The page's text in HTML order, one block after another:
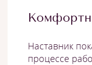
Наставник
процессе